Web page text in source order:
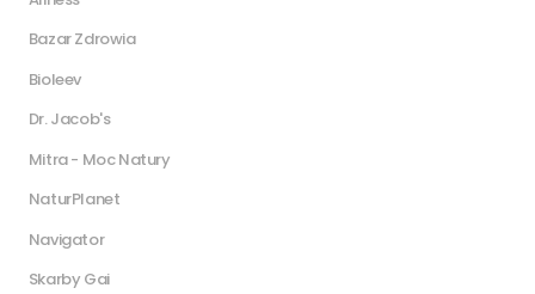
Bazar Zdrowia
Bioleev
Dr. Jacob's
Mitra - Moc Natury
NaturPlanet
Navigator
Skarby Gai